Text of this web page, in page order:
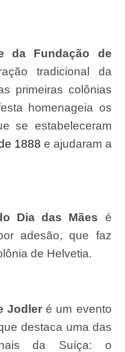
da Fundação de
tradicional da
primeiras colônias
homenageia os
se estabeleceram
1888 e ajudaram a
Dia das Mães
é
adesão, que faz
de Helvetia.
Jodleré um evento
destaca uma das
da Suíça: o